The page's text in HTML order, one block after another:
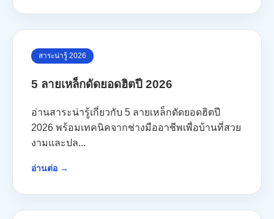
สาระน่ารู้ 2026
5 ลายเหล็กดัดยอดฮิตปี 2026
อ่านสาระน่ารู้เกี่ยวกับ 5 ลายเหล็กดัดยอดฮิตปี
2026 พร้อมเทคนิคจากช่างมืออาชีพเพื่อบ้านที่สวย
งามและปล...
อ่านต่อ →